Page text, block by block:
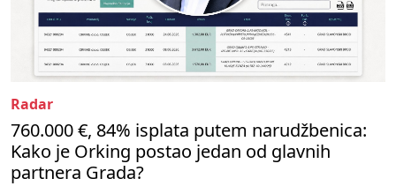
Radar
760.000 €, 84% isplata putem narudžbenica:
Kako je Orking postao jedan od glavnih
partnera Grada?